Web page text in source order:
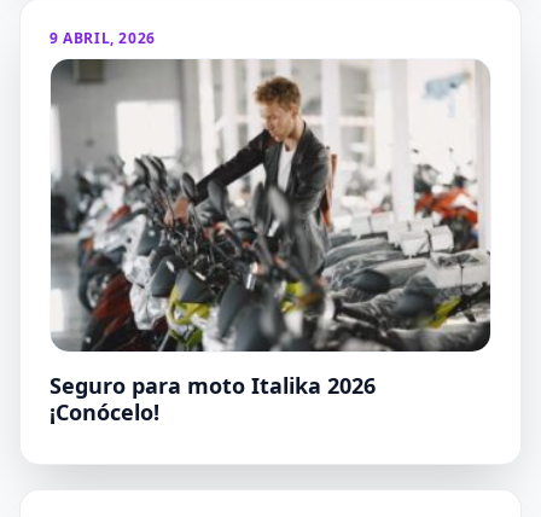
9 ABRIL, 2026
Seguro para moto Italika 2026
¡Conócelo!